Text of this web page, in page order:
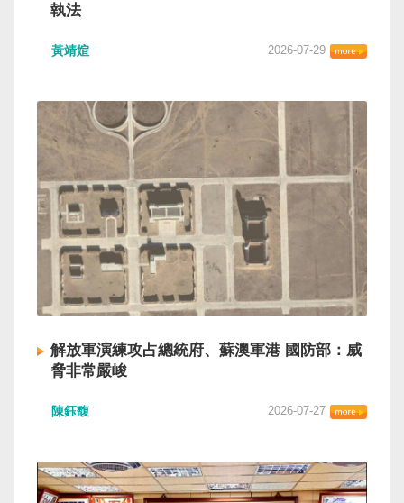
執法
黃靖媗 2026-07-29
解放軍演練攻占總統府、蘇澳軍港 國防部：威
脅非常嚴峻
陳鈺馥 2026-07-27